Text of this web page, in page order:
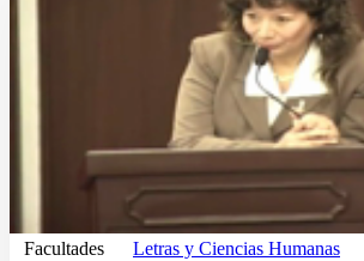
Facultades Letras y Ciencias Humanas